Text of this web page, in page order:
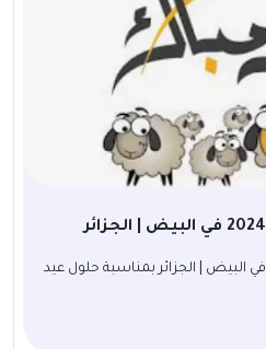
موعد صلاة عيد الأضحى 2024 في البيض | الجزائر بمناسبة حلول عيد